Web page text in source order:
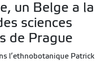
un Belge a la
sciences
de Prague
l’ethnobotanique Patrick